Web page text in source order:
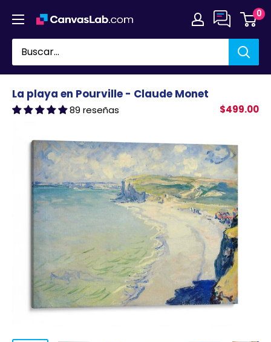
directamente
contenido
0
La playa en Pourville - Claude Monet
89 reseñas $499.00